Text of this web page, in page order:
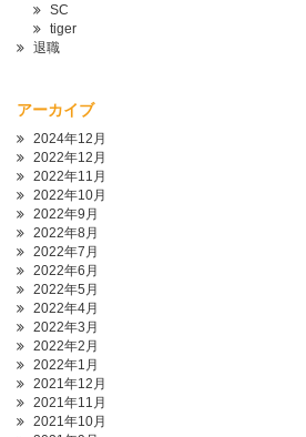
SC
tiger
退職
アーカイブ
2024年12月
2022年12月
2022年11月
2022年10月
2022年9月
2022年8月
2022年7月
2022年6月
2022年5月
2022年4月
2022年3月
2022年2月
2022年1月
2021年12月
2021年11月
2021年10月